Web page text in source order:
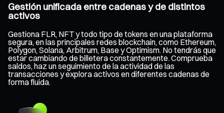
Gestión unificada entre cadenas y de distintos
activos
Gestiona FLR, NFT y todo tipo de tokens en una plataforma
segura, en las principales redes blockchain, como Ethereum,
Polygon, Solana, Arbitrum, Base y Optimism. No tendrás que
estar cambiando de billetera constantemente. Comprueba
saldos, haz un seguimiento de la actividad de las
transacciones y explora activos en diferentes cadenas de
forma fluida.